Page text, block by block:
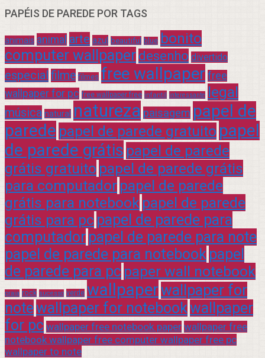
PAPÉIS DE PAREDE POR TAGS
animais animal arte azul beautiful blue bonito
computer wallpaper desenho divertido
especial filme filmes free wallpaper free
wallpaper for pc free wallpaper free infantil interessante legal
música natural natureza paisagem papel de
parede papel de parede gratuito papel
de parede grátis papel de parede
grátis gratuito papel de parede grátis
para computador papel de parede
grátis para notebook papel de parede
grátis para pc papel de parede para
computador papel de parede para note
papel de parede para notebook papel
de parede para pc paper wall notebook
praia rock sucesso verde wallpaperwallpaper for
notewallpaper for notebookwallpaper
for pc wallpaper free notebook paper wallpaper free
notebook wallpaper free computer wallpaper free pc
wallpaper to note